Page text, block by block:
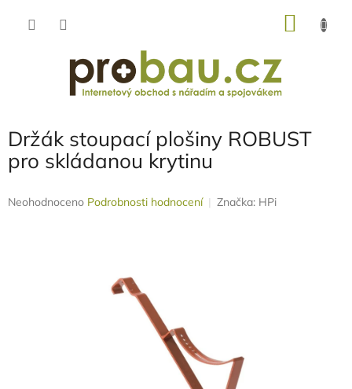
Držák stoupací plošiny ROBUST
pro skládanou krytinu
Průměrné
Neohodnoceno Podrobnosti hodnocení Značka: HPi